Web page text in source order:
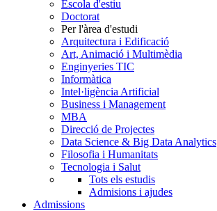
Escola d'estiu
Doctorat
Per l'àrea d'estudi
Arquitectura i Edificació
Art, Animació i Multimèdia
Enginyeries TIC
Informàtica
Intel·ligència Artificial
Business i Management
MBA
Direcció de Projectes
Data Science & Big Data Analytics
Filosofia i Humanitats
Tecnologia i Salut
Tots els estudis
Admisions i ajudes
Admissions